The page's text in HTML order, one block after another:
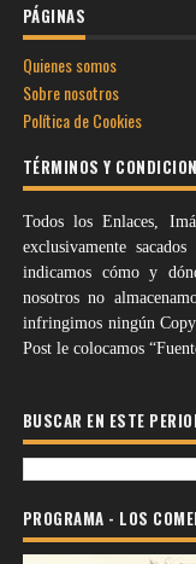
PÁGINAS
Quienes somos
Sobre nosotros
Política de Cookies
TÉRMINOS Y
Todos los Enlaces,
exclusivamente
indicamos cómo y
nosotros no
infringimos ningún
Post le colocamos
BUSCAR EN ESTE
PROGRAMA - LOS